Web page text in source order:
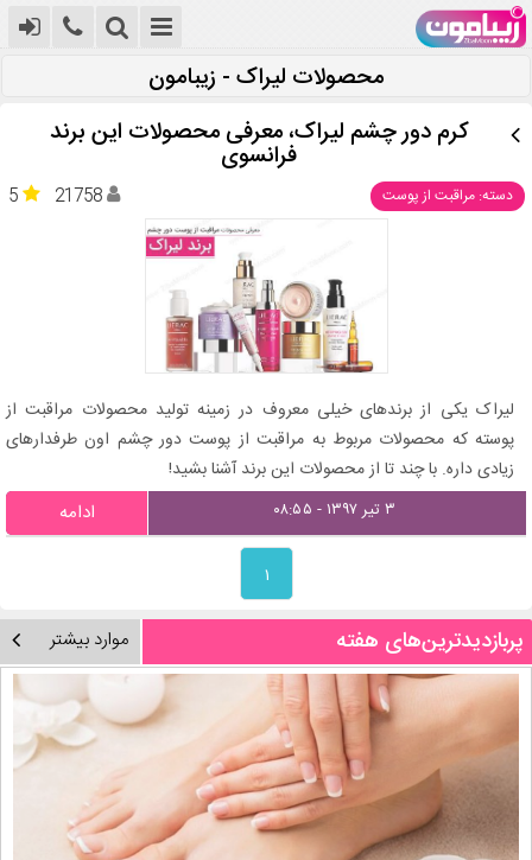
محصولات لیراک - زیبامون
کرم دور چشم لیراک، معرفی محصولات این برند
فرانسوی
دسته: مراقبت از پوست 5 21758
لیراک یکی از برندهای خیلی معروف در زمینه تولید محصولات مراقبت از
پوسته که محصولات مربوط به مراقبت از پوست دور چشم اون طرفدارهای
زیادی داره. با چند تا از محصولات این برند آشنا بشید!
۳ تیر ۱۳۹۷ - ۰۸:۵۵ ادامه
۱
پربازدیدترین‌های هفته موارد بیشتر